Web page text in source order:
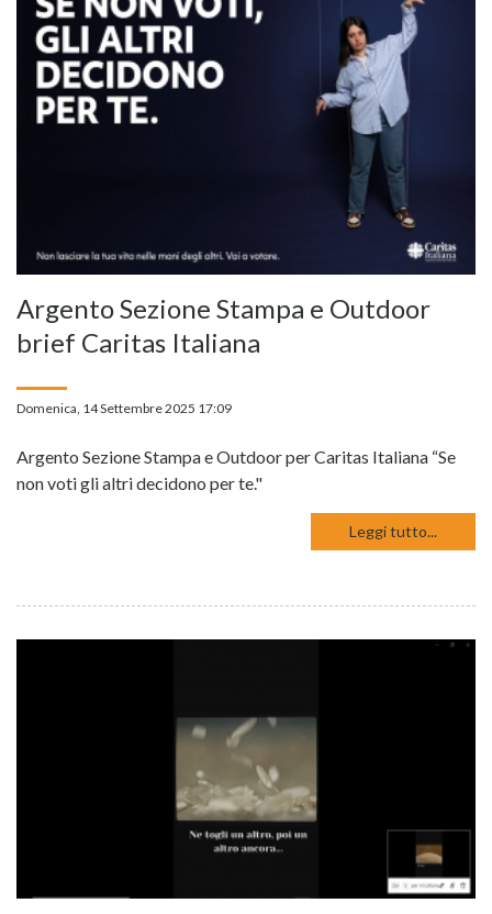
Argento Sezione Stampa e Outdoor
brief Caritas Italiana
Domenica, 14 Settembre 2025 17:09
Argento Sezione Stampa e Outdoor per Caritas Italiana “Se
non voti gli altri decidono per te."
Leggi tutto...